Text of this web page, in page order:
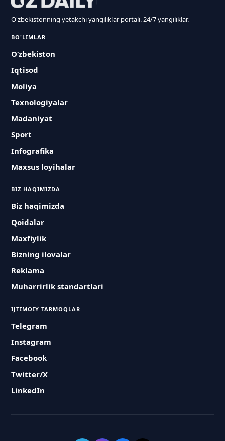
O'zbekistonning yetakchi yangiliklar portali. 24/7 yangiliklar.
BO'LIMLAR
O‘zbekiston
Iqtisod
Moliya
Texnologiyalar
Madaniyat
Sport
Infografika
Maxsus loyihalar
BIZ HAQIMIZDA
Biz haqimizda
Qoidalar
Maxfiylik
Bizning ilovalar
Reklama
Muharrirlik standartlari
IJTIMOIY TARMOQLAR
Telegram
Instagram
Facebook
Twitter/X
LinkedIn